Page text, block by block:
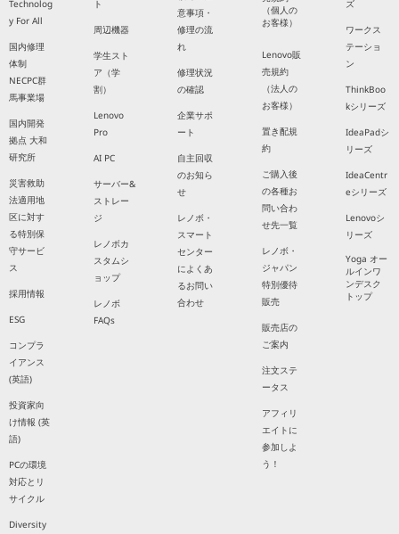
Technolog
y For All
国内修理
体制
NECPC群
馬事業場
国内開発
拠点 大和
研究所
災害救助
法適用地
区に対す
る特別保
守サービ
ス
採用情報
ESG
コンプラ
イアンス
(英語)
投資家向
け情報 (英
語)
PCの環境
対応とリ
サイクル
Diversity
ト
周辺機器
学生スト
ア（学
割）
Lenovo
Pro
AI PC
サーバー&
ストレー
ジ
レノボカ
スタムシ
ョップ
レノボ
FAQs
意事項・
修理の流
れ
修理状況
の確認
企業サポ
ート
自主回収
のお知ら
せ
レノボ・
スマート
センター
によくあ
るお問い
合わせ
（個人の
お客様）
Lenovo販
売規約
（法人の
お客様）
置き配規
約
ご購入後
の各種お
問い合わ
せ先一覧
レノボ・
ジャパン
特別優待
販売
販売店の
ご案内
注文ステ
ータス
アフィリ
エイトに
参加しよ
う！
ズ
ワークス
テーショ
ン
ThinkBoo
kシリーズ
IdeaPadシ
リーズ
IdeaCentr
eシリーズ
Lenovoシ
リーズ
Yoga オー
ルインワ
ンデスク
トップ